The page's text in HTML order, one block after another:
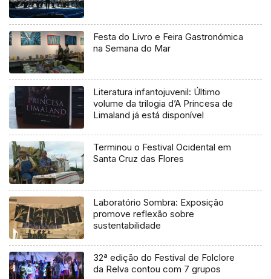
Festa do Livro e Feira Gastronómica
na Semana do Mar
Literatura infantojuvenil: Último
volume da trilogia d’A Princesa de
Limaland já está disponível
Terminou o Festival Ocidental em
Santa Cruz das Flores
Laboratório Sombra: Exposição
promove reflexão sobre
sustentabilidade
32ª edição do Festival de Folclore
da Relva contou com 7 grupos